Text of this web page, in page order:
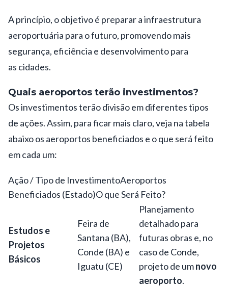
A princípio, o objetivo é preparar a infraestrutura
aeroportuária para o futuro, promovendo mais
segurança, eficiência e desenvolvimento para
as cidades.
Quais aeroportos terão investimentos?
Os investimentos terão divisão em diferentes tipos
de ações. Assim, para ficar mais claro, veja na tabela
abaixo os aeroportos beneficiados e o que será feito
em cada um:
Ação / Tipo de InvestimentoAeroportos
Beneficiados (Estado)O que Será Feito?
Estudos e
Projetos
Básicos
Feira de
Santana (BA),
Conde (BA) e
Iguatu (CE)
Planejamento
detalhado para
futuras obras e, no
caso de Conde,
projeto de umnovo
aeroporto.